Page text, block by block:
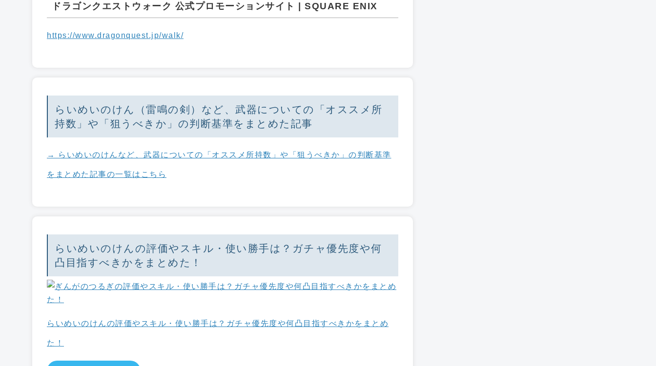
ドラゴンクエストウォーク 公式プロモーションサイト | SQUARE ENIX
https://www.dragonquest.jp/walk/
らいめいのけん（雷鳴の剣）など、武器についての「オススメ所
持数」や「狙うべきか」の判断基準をまとめた記事
→ らいめいのけんなど、武器についての「オススメ所持数」や「狙うべきか」の判断基準
をまとめた記事の一覧はこちら
らいめいのけんの評価やスキル・使い勝手は？ガチャ優先度や何
凸目指すべきかをまとめた！
らいめいのけんの評価やスキル・使い勝手は？ガチャ優先度や何凸目指すべきかをまとめ
た！